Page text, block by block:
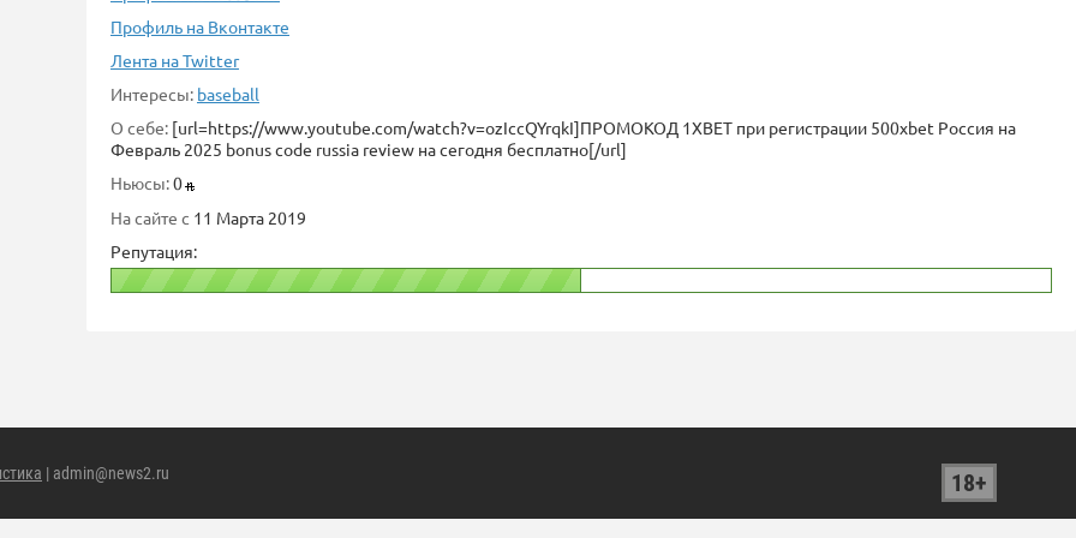
Профиль на Вконтакте
Лента на Twitter
Интересы: baseball
О себе: [url=https://www.youtube.com/watch?v=ozIccQYrqkI]ПРОМОКОД 1XBET при регистрации 500xbet Россия на
Февраль 2025 bonus code russia review на сегодня бесплатно[/url]
Ньюсы:0
На сайте с 11 Марта 2019
Репутация:
| admin@news2.ru 18+